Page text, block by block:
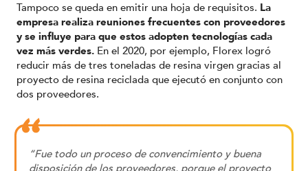
Tampoco se queda en emitir una hoja de requisitos. La
empresa realiza reuniones frecuentes con proveedores
y se influye para que estos adopten tecnologías cada
vez más verdes. En el 2020, por ejemplo, Florex logró
reducir más de tres toneladas de resina virgen gracias al
proyecto de resina reciclada que ejecutó en conjunto con
dos proveedores.
“Fue todo un proceso de convencimiento y buena